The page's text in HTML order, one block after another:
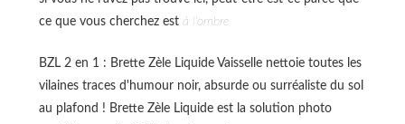
ce que vous cherchez est à l'ombre
BZL 2 en 1 : Brette Zèle Liquide Vaisselle nettoie toutes les
vilaines traces d'humour noir, absurde ou surréaliste du sol
au plafond ! Brette Zèle Liquide est la solution photo